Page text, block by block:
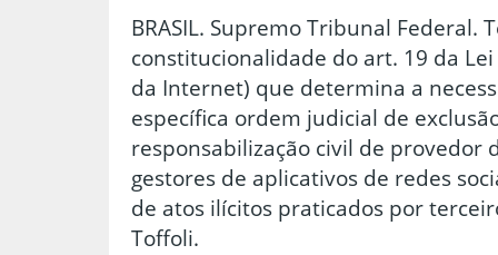
BRASIL. Supremo Tribunal Federal.
constitucionalidade do art. 19 da
da Internet) que determina a
específica ordem judicial de
responsabilização civil de provedor
gestores de aplicativos de redes
de atos ilícitos praticados por
Toffoli.